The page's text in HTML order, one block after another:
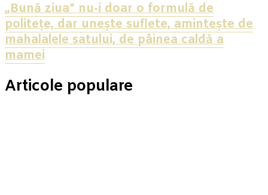
„Bună ziua” nu-i doar o formulă de
politețe, dar unește suflete, amintește de
mahalalele satului, de pâinea caldă a
mamei
Articole populare